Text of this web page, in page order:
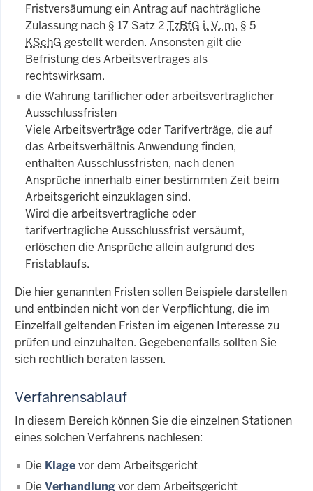
Fristversäumung ein Antrag auf nachträgliche
Zulassung nach § 17 Satz 2TzBfG i. V. m. § 5
KSchG gestellt werden. Ansonsten gilt die
Befristung des Arbeitsvertrages als
rechtswirksam.
die Wahrung tariflicher oder arbeitsvertraglicher
Ausschlussfristen
Viele Arbeitsverträge oder Tarifverträge, die auf
das Arbeitsverhältnis Anwendung finden,
enthalten Ausschlussfristen, nach denen
Ansprüche innerhalb einer bestimmten Zeit beim
Arbeitsgericht einzuklagen sind.
Wird die arbeitsvertragliche oder
tarifvertragliche Ausschlussfrist versäumt,
erlöschen die Ansprüche allein aufgrund des
Fristablaufs.
Die hier genannten Fristen sollen Beispiele darstellen
und entbinden nicht von der Verpflichtung, die im
Einzelfall geltenden Fristen im eigenen Interesse zu
prüfen und einzuhalten. Gegebenenfalls sollten Sie
sich rechtlich beraten lassen.
Verfahrensablauf
In diesem Bereich können Sie die einzelnen Stationen
eines solchen Verfahrens nachlesen:
Die Klagevor dem Arbeitsgericht
Die Verhandlungvor dem Arbeitsgericht